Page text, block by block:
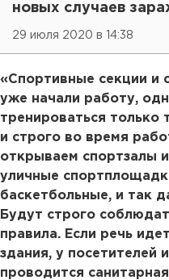
новых случаев
29 июля 2020 в 14:38
«Спортивные секции и
уже начали работу,
тренироваться только
и строго во время
открываем спортзалы
уличные
баскетбольные, и так
Будут строго
правила. Если речь
здания, у посетителей
проводится